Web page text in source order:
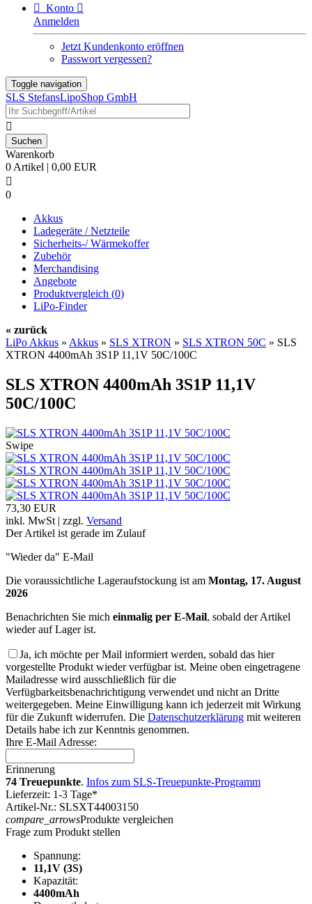
 Konto 
Anmelden
Jetzt Kundenkonto eröffnen
Passwort vergessen?
Toggle navigation
SLS StefansLipoShop GmbH

Warenkorb
0 Artikel | 0,00 EUR

0
Akkus
Ladegeräte / Netzteile
Sicherheits-/ Wärmekoffer
Zubehör
Merchandising
Angebote
Produktvergleich (0)
LiPo-Finder
« zurück
LiPo Akkus » Akkus » SLS XTRON » SLS XTRON 50C » SLS
XTRON 4400mAh 3S1P 11,1V 50C/100C
SLS XTRON 4400mAh 3S1P 11,1V
50C/100C
Swipe
73,30 EUR
inkl. MwSt | zzgl. Versand
Der Artikel ist gerade im Zulauf
"Wieder da" E-Mail
Die voraussichtliche Lageraufstockung ist am Montag, 17. August
2026
Benachrichten Sie mich einmalig per E-Mail, sobald der Artikel
wieder auf Lager ist.
Ja, ich möchte per Mail informiert werden, sobald das hier
vorgestellte Produkt wieder verfügbar ist. Meine oben eingetragene
Mailadresse wird ausschließlich für die
Verfügbarkeitsbenachrichtigung verwendet und nicht an Dritte
weitergegeben. Meine Einwilligung kann ich jederzeit mit Wirkung
für die Zukunft widerrufen. Die Datenschutzerklärung mit weiteren
Details habe ich zur Kenntnis genommen.
Ihre E-Mail Adresse:
Erinnerung
74 Treuepunkte. Infos zum SLS-Treuepunkte-Programm
Lieferzeit: 1-3 Tage*
Artikel-Nr.: SLSXT44003150
compare_arrowsProdukte vergleichen
Frage zum Produkt stellen
Spannung:
11,1V (3S)
Kapazität:
4400mAh